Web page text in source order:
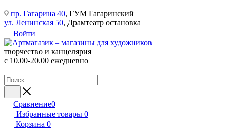
пр. Гагарина 40, ГУМ Гагаринский
ул. Ленинская 50, Драмтеатр остановка
Войти
творчество и канцелярия
с 10.00-20.00 ежедневно
Сравнение0
Избранные товары 0
Корзина 0